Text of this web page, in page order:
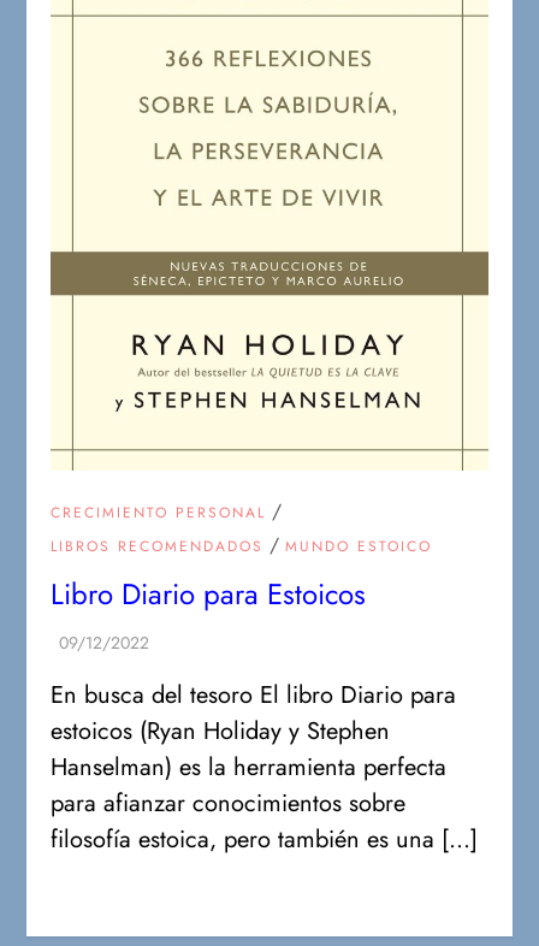
CRECIMIENTO PERSONAL /
LIBROS RECOMENDADOS /MUNDO ESTOICO
Libro Diario para Estoicos
En busca del tesoro El libro Diario para
estoicos (Ryan Holiday y Stephen
Hanselman) es la herramienta perfecta
para afianzar conocimientos sobre
filosofía estoica, pero también es una […]